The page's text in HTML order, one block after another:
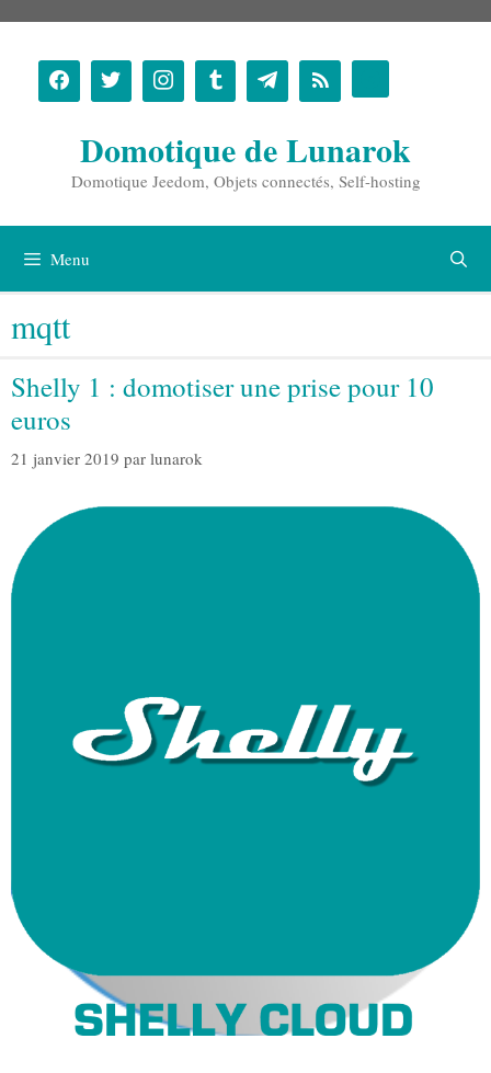
contenu
Domotique de Lunarok
Domotique Jeedom, Objets connectés, Self-hosting
Menu
mqtt
Shelly 1 : domotiser une prise pour 10
euros
21 janvier 2019 par lunarok